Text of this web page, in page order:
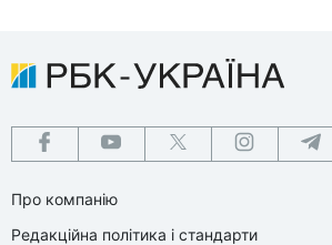
Про компанію
Редакційна політика і стандарти